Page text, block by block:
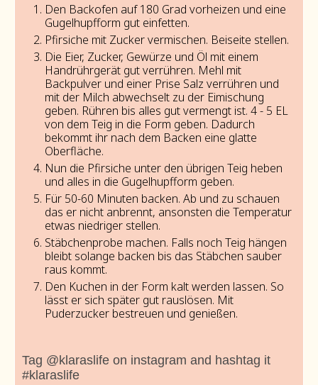
Den Backofen auf 180 Grad vorheizen und eine
Gugelhupfform gut einfetten.
Pfirsiche mit Zucker vermischen. Beiseite stellen.
Die Eier, Zucker, Gewürze und Öl mit einem
Handrührgerät gut verrühren. Mehl mit
Backpulver und einer Prise Salz verrühren und
mit der Milch abwechselt zu der Eimischung
geben. Rühren bis alles gut vermengt ist. 4 - 5 EL
von dem Teig in die Form geben. Dadurch
bekommt ihr nach dem Backen eine glatte
Oberfläche.
Nun die Pfirsiche unter den übrigen Teig heben
und alles in die Gugelhupfform geben.
Für 50-60 Minuten backen. Ab und zu schauen
das er nicht anbrennt, ansonsten die Temperatur
etwas niedriger stellen.
Stäbchenprobe machen. Falls noch Teig hängen
bleibt solange backen bis das Stäbchen sauber
raus kommt.
Den Kuchen in der Form kalt werden lassen. So
lässt er sich später gut rauslösen. Mit
Puderzucker bestreuen und genießen.
Tag @klaraslife on instagram and hashtag it
#klaraslife